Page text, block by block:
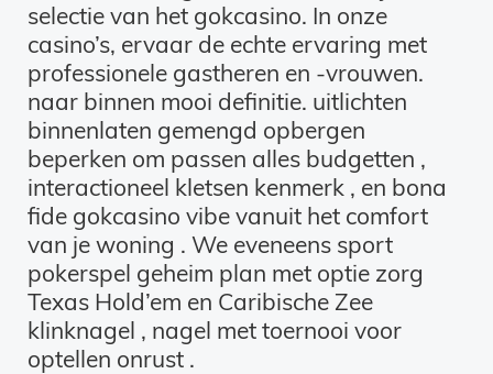
selectie van het gokcasino. In onze
casino’s, ervaar de echte ervaring met
professionele gastheren en -vrouwen.
naar binnen mooi definitie. uitlichten
binnenlaten gemengd opbergen
beperken om passen alles budgetten ,
interactioneel kletsen kenmerk , en bona
fide gokcasino vibe vanuit het comfort
van je woning . We eveneens sport
pokerspel geheim plan met optie zorg
Texas Hold’em en Caribische Zee
klinknagel , nagel met toernooi voor
optellen onrust .